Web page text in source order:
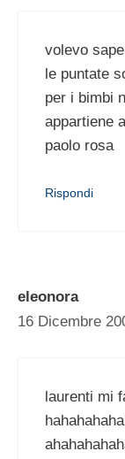
volevo
le puntate
per i bimbi
appartiene
paolo rosa
Rispondi
eleonora
16 Dicembre
laurenti mi